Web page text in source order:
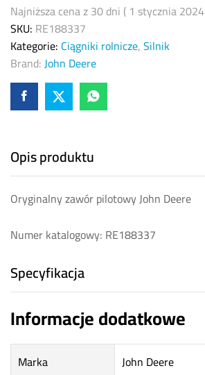
Najniższa cena z 30 dni ( 1 stycznia 2024
SKU: RE188337
Kategorie: Ciągniki rolnicze,Silnik
Brand:John Deere
Opis produktu
Oryginalny zawór pilotowy John Deere
Numer katalogowy: RE188337
Specyfikacja
Informacje dodatkowe
Marka
John Deere